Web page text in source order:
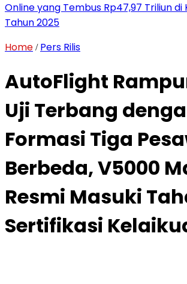
Online yang Tembus Rp47,97 Triliun
Tahun 2025
Home / Pers Rilis
AutoFlight
Uji Terbang
Formasi Tiga
Berbeda, V5000
Resmi Masuki
Sertifikasi